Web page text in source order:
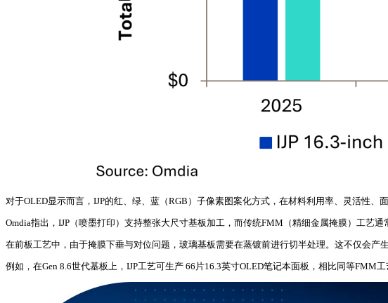
对于OLED显示而言，IJP的红、绿、蓝（RGB）子像素图案化方式，在材料利用率、灵活性
Omdia指出， IJP（喷墨打印）支持整张大尺寸基板加工，而传统FMM（精细金属掩膜）工艺通
在前板工艺中，由于掩膜下垂与对位问题，玻璃基板需要在蒸镀前进行切半处理。这不仅会产
例如，在Gen 8.6世代基板上，IJP工艺可生产 66片16.3英寸OLED笔记本面板，相比同等FMM